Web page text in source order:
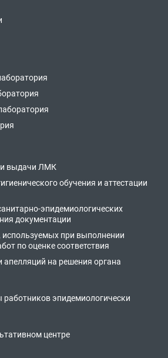
выдачи ЛМК
обучения и аттестации
эпидемиологических
документации
используемых при выполнении
по оценке соответствия
апелляций на решения органа
эпидемиологически
центре